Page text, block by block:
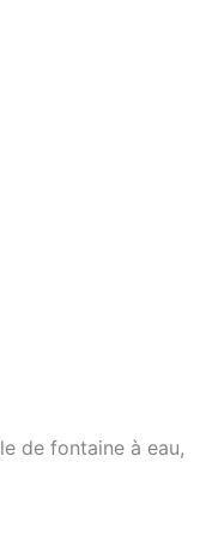
de fontaine à eau,